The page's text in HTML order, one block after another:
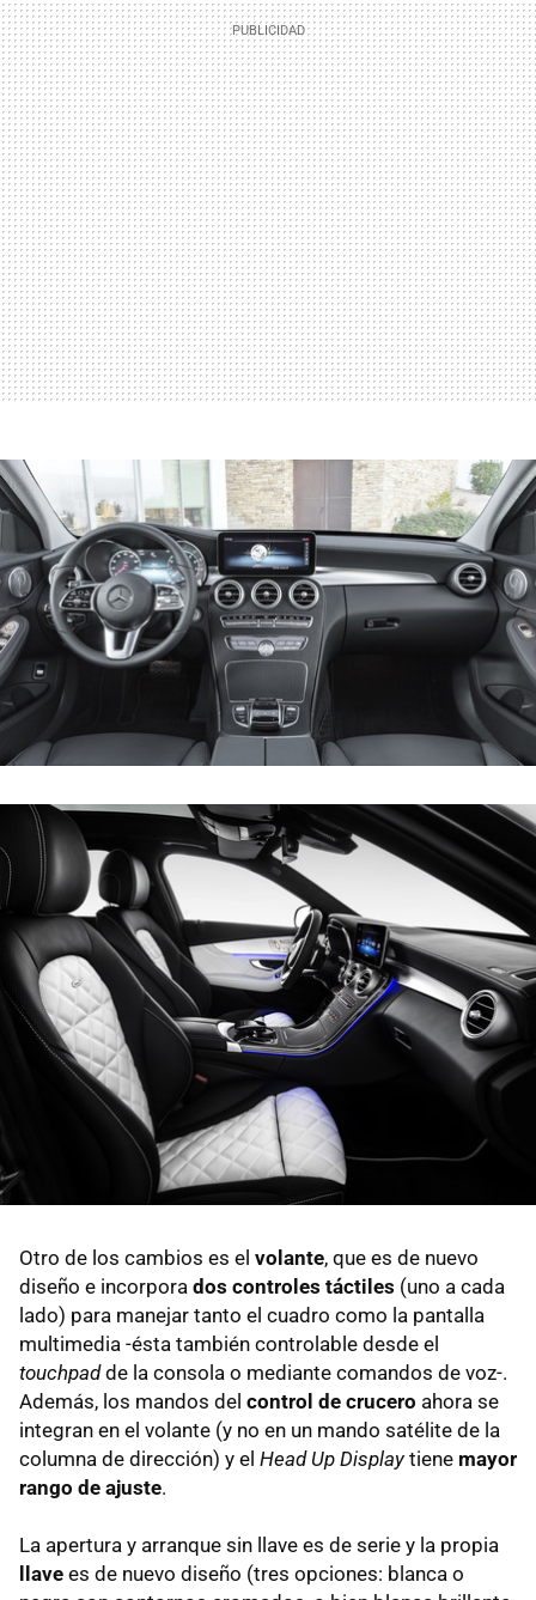
Otro de los cambios es el volante, que es de nuevo
diseño e incorpora dos controles táctiles (uno a cada
lado) para manejar tanto el cuadro como la pantalla
multimedia -ésta también controlable desde el
touchpadde la consola o mediante comandos de voz-.
Además, los mandos del control de crucero ahora se
integran en el volante (y no en un mando satélite de la
columna de dirección) y el Head Up Displaytiene mayor
rango de ajuste.
La apertura y arranque sin llave es de serie y la propia
llave es de nuevo diseño (tres opciones: blanca o